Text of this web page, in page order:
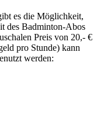
es die Möglichkeit,
des Badminton-Abos
Preis von 20,- €
pro Stunde) kann
werden: